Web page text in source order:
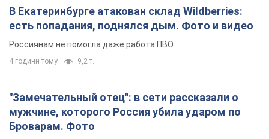
В Екатеринбурге атакован склад Wildberries:
есть попадания, поднялся дым. Фото и видео
Россиянам не помогла даже работа ПВО
4 години тому 9,2 т.
"Замечательный отец": в сети рассказали о
мужчине, которого Россия убила ударом по
Броварам. Фото